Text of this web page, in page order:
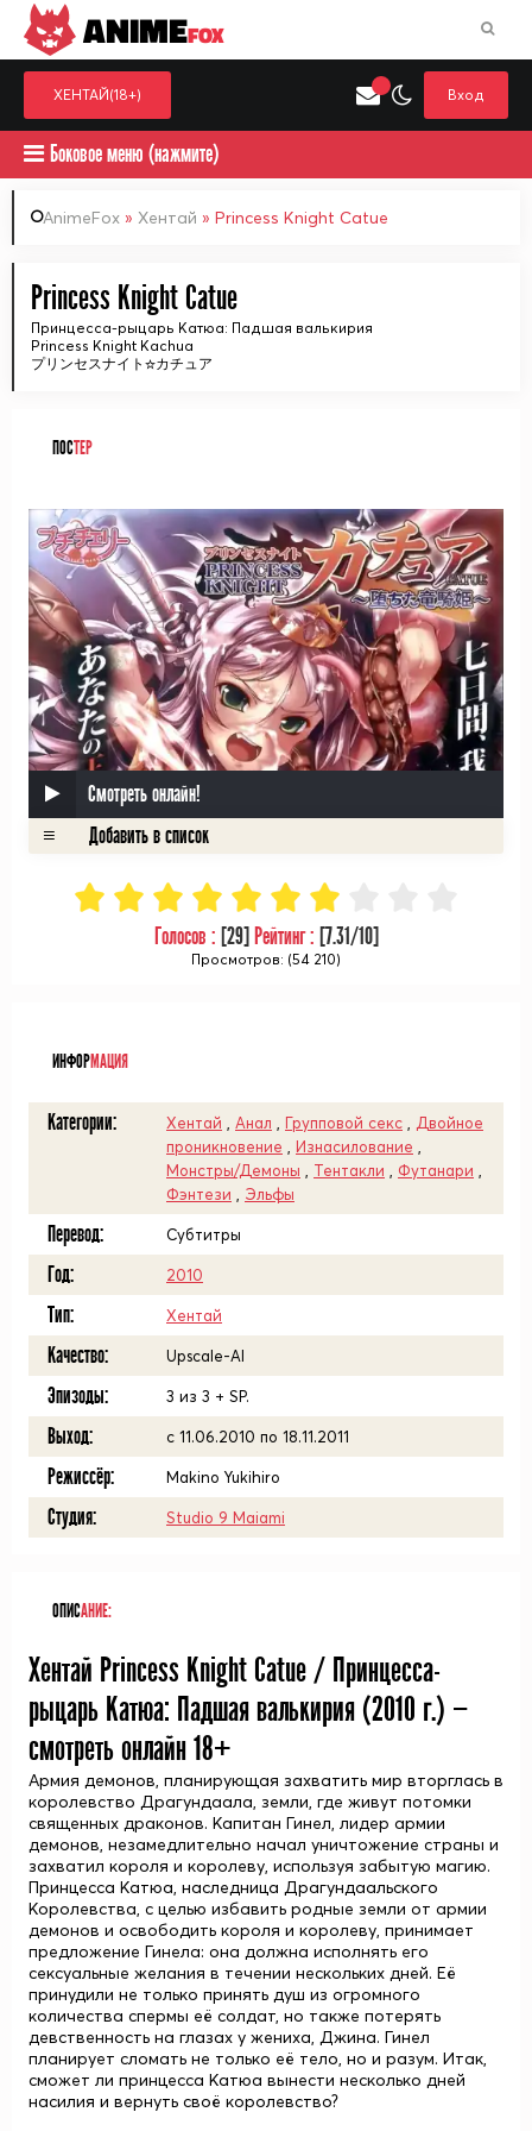
Выберите одну категорию для поиска
ANIMEFOX
ХЕНТАЙ(18+) Вход
Боковое меню (нажмите)
AnimeFox » Хентай » Princess Knight Catue
Princess Knight Catue
Принцесса-рыцарь Катюа: Падшая валькирия
Princess Knight Kachua
プリンセスナイト☆カチュア
ПОСТЕР
Смотреть онлайн!
Голосов : [29] Рейтинг : [7.31/10]
Просмотров: (54 210)
ИНФОРМАЦИЯ
Категории: Хентай Анал Групповой секс
Двойное
проникновение
Изнасилование
Монстры/Демоны
Тентакли Футанари
Фэнтези
Эльфы
Перевод: Субтитры
Год: 2010
Тип: Хентай
Качество: Upscale-AI
Эпизоды: 3 из 3 + SP.
Выход: с 11.06.2010 по 18.11.2011
Режиссёр: Makino Yukihiro
Студия: Studio 9 Maiami
ОПИСАНИЕ:
Хентай Princess Knight Catue / Принцесса-
рыцарь Катюа: Падшая валькирия (2010 г.) —
смотреть онлайн 18+
Армия демонов, планирующая захватить мир вторглась в
королевство Драгундаала, земли, где живут потомки
священных драконов. Капитан Гинел, лидер армии
демонов, незамедлительно начал уничтожение страны и
захватил короля и королеву, используя забытую магию.
Принцесса Катюа, наследница Драгундаальского
Королевства, с целью избавить родные земли от армии
демонов и освободить короля и королеву, принимает
предложение Гинела: она должна исполнять его
сексуальные желания в течении нескольких дней. Её
принудили не только принять душ из огромного
количества спермы её солдат, но также потерять
девственность на глазах у жениха, Джина. Гинел
планирует сломать не только её тело, но и разум. Итак,
сможет ли принцесса Катюа вынести несколько дней
насилия и вернуть своё королевство?